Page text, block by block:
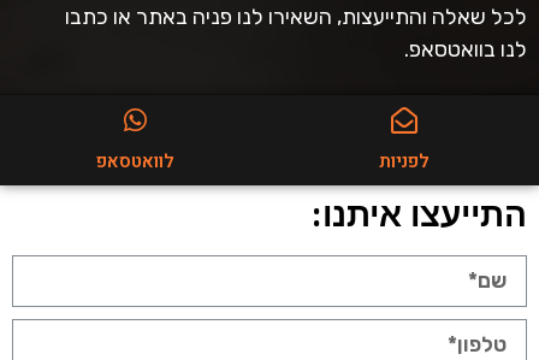
לכל שאלה והתייעצות, השאירו לנו פניה באתר או כתבו
לנו בוואטסאפ.
לפניות לוואטסאפ
התייעצו איתנו: